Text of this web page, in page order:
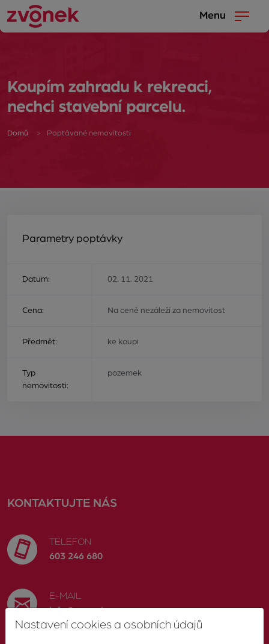
Menu
Koupím zahradu k rekreaci,
nechci stavební parcelu.
Domů Poptávané nemovitosti
Parametry poptávky
Datum: 02. 11. 2021
Cena: Na ceně nezáleží za nemovitost
Předmět: ke koupi
Typ
nemovitosti:
pozemek
KONTAKTUJTE NÁS
TELEFON
603 246 680
E-MAIL
info@zvonek.cz
Nastavení cookies a osobních údajů